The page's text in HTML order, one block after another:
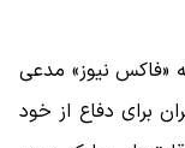
«فاکس نیوز» مدعی
برای دفاع از خود